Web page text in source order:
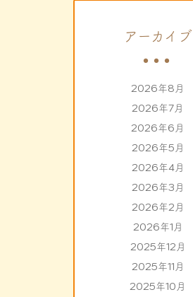
アーカイブ
2026年8月
2026年7月
2026年6月
2026年5月
2026年4月
2026年3月
2026年2月
2026年1月
2025年12月
2025年11月
2025年10月